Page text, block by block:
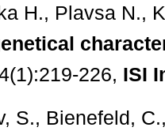
H., Plavsa N.,
226, ISI
S., Bienefeld,